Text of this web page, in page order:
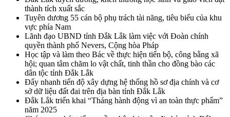
thành tích xuất sắc
Tuyên dương 55 cán bộ phụ trách tài năng, tiêu biểu của khu
vực phía Nam
Lãnh đạo UBND tỉnh Đắk Lắk làm việc với Đoàn chính
quyền thành phố Nevers, Cộng hòa Pháp
Học tập và làm theo Bác về thực hiện tiến bộ, công bằng xã
hội; quan tâm chăm lo vật chất, tinh thần cho đồng bào các
dân tộc tỉnh Đắk Lắk
Đẩy nhanh tiến độ xây dựng hệ thống hồ sơ địa chính và cơ
sở dữ liệu đất đai trên địa bàn tỉnh Đắk Lắk
Đắk Lắk triển khai “Tháng hành động vì an toàn thực phẩm”
năm 2025